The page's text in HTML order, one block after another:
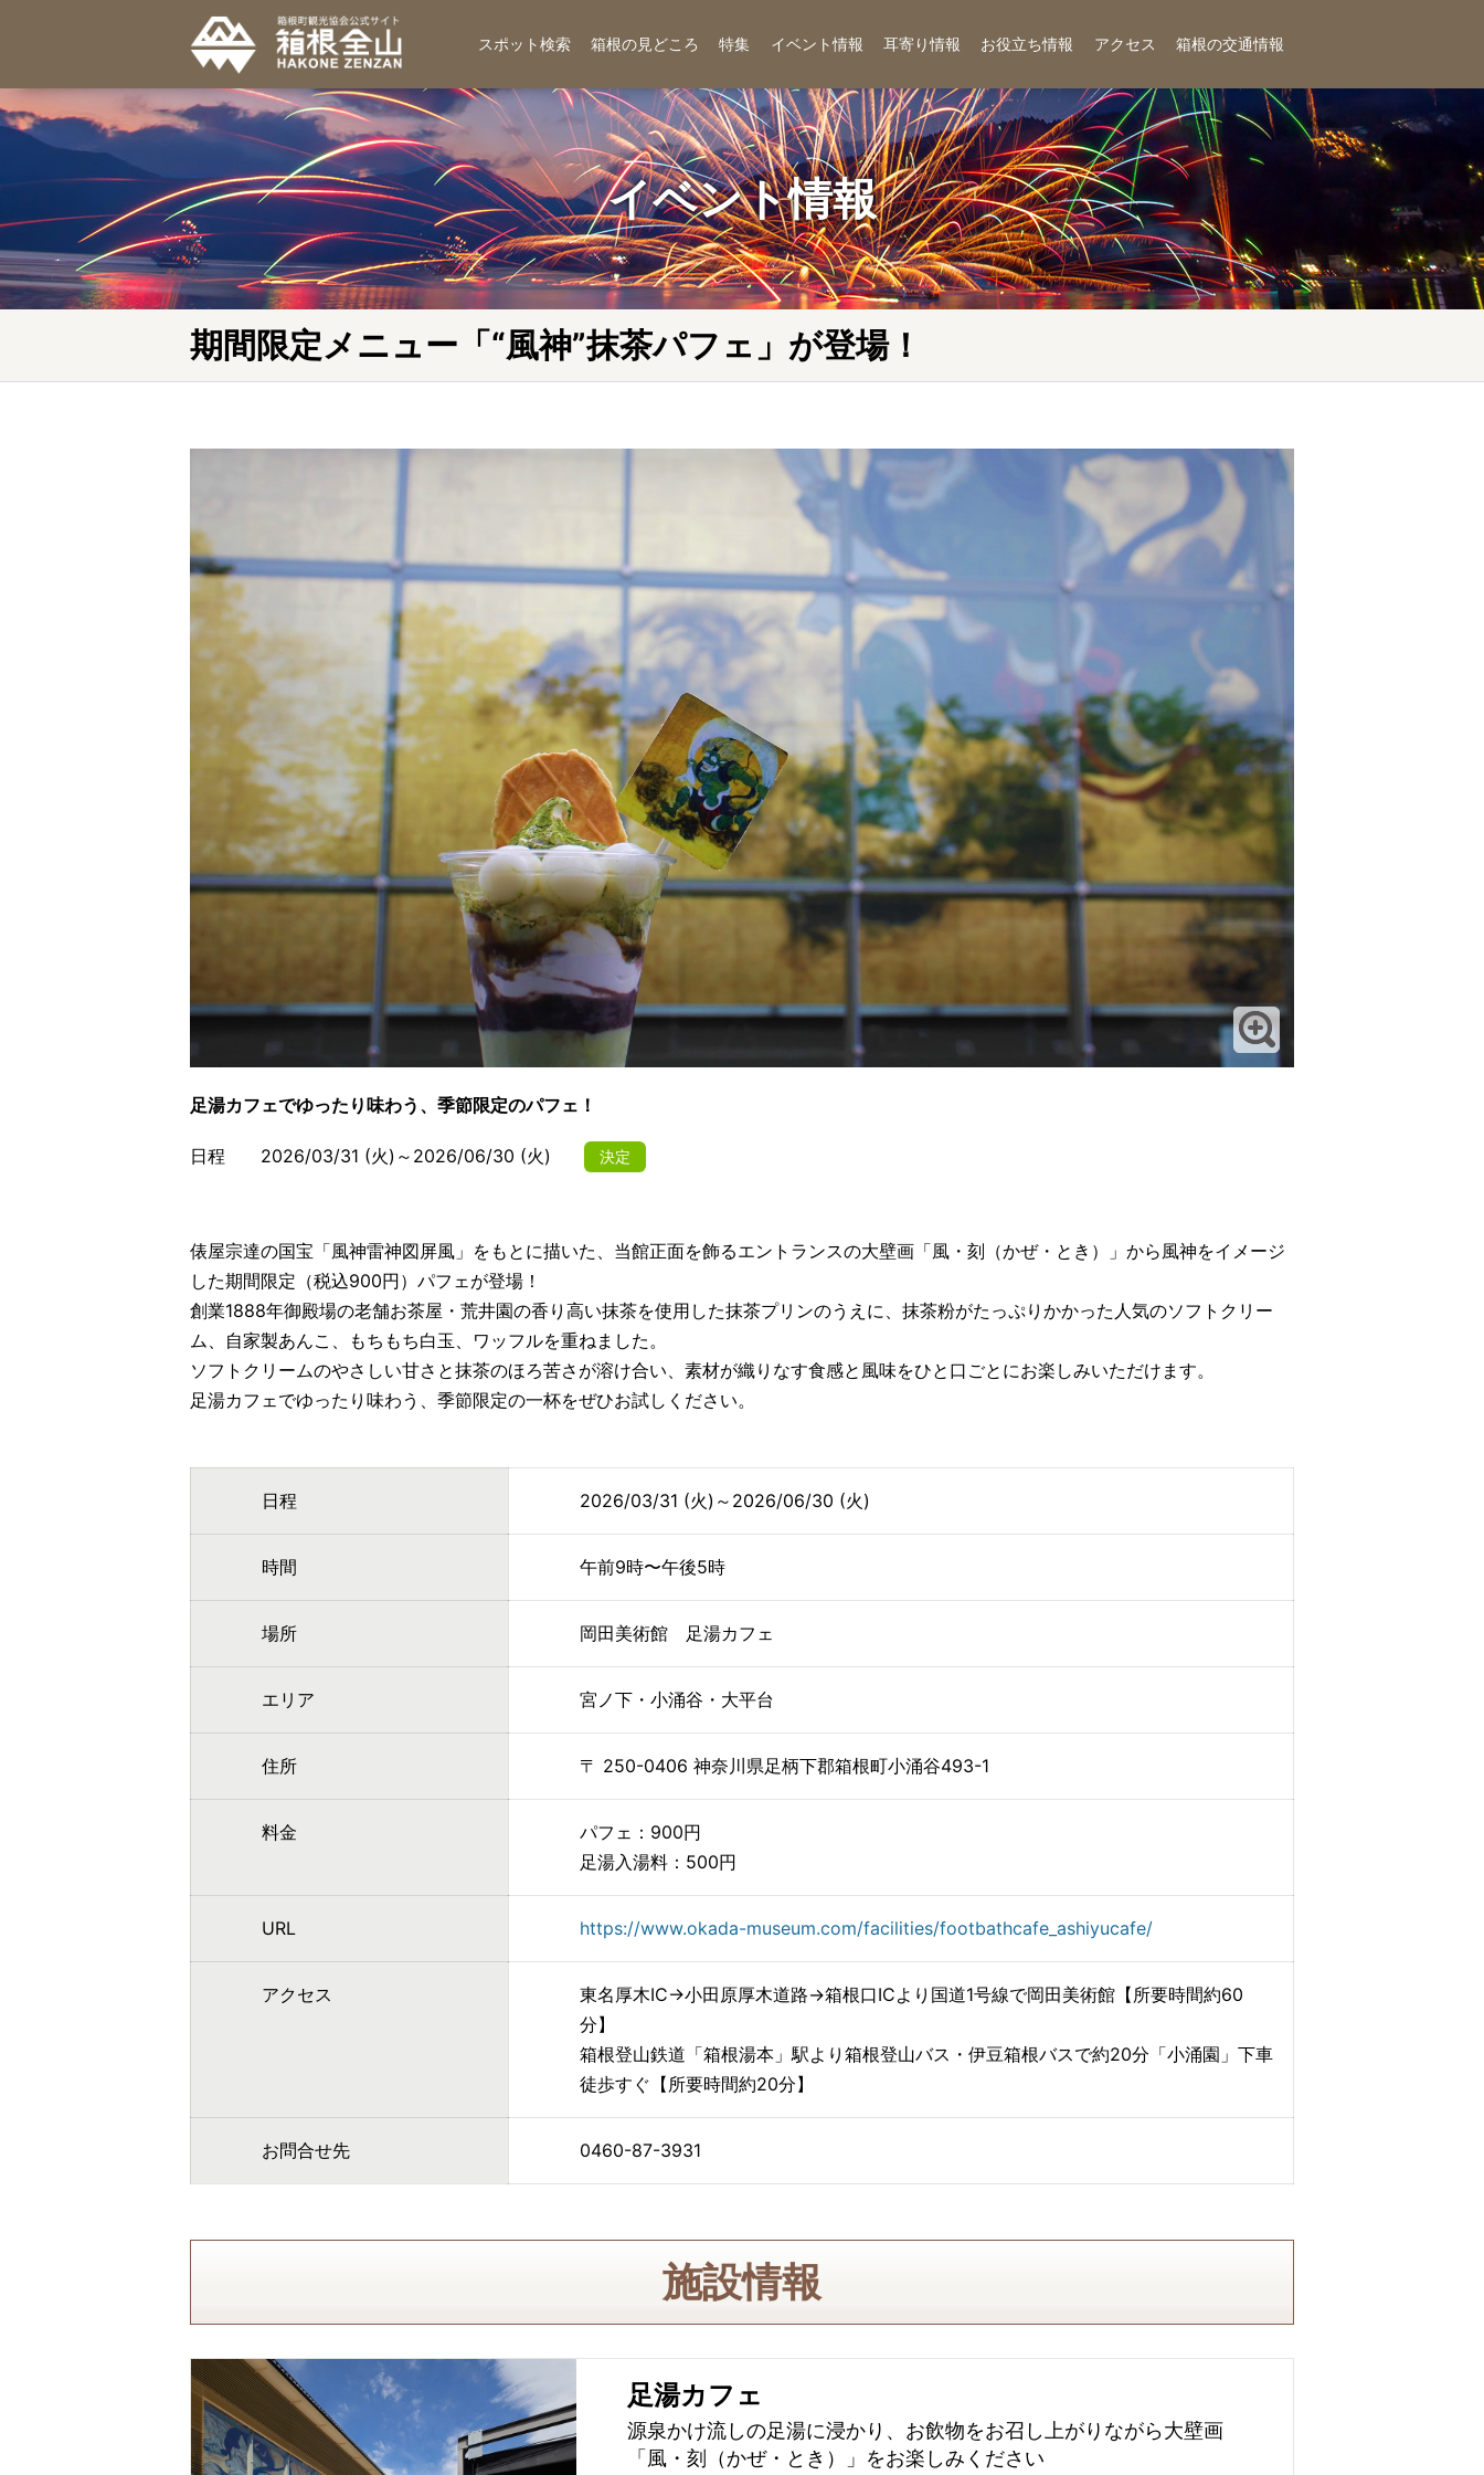
スポット検索 箱根の見どころ 特集 イベント情報 耳寄り情報 お役立ち情報 アクセス 箱根の交通情報
イベント情報
期間限定メニュー「“風神”抹茶パフェ」が登場！
足湯カフェでゆったり味わう、季節限定のパフェ！
日程 2026/03/31 (火)～2026/06/30 (火) 決定
俵屋宗達の国宝「風神雷神図屏風」をもとに描いた、当館正面を飾るエントランスの大壁画「風・刻（かぜ・とき）」から風神をイメージ
した期間限定（税込900円）パフェが登場！
創業1888年御殿場の老舗お茶屋・荒井園の香り高い抹茶を使用した抹茶プリンのうえに、抹茶粉がたっぷりかかった人気のソフトクリー
ム、自家製あんこ、もちもち白玉、ワッフルを重ねました。
ソフトクリームのやさしい甘さと抹茶のほろ苦さが溶け合い、素材が織りなす食感と風味をひと口ごとにお楽しみいただけます。
足湯カフェでゆったり味わう、季節限定の一杯をぜひお試しください。
日程 2026/03/31 (火)～2026/06/30 (火)
時間 午前9時〜午後5時
場所 岡田美術館 足湯カフェ
エリア 宮ノ下・小涌谷・大平台
住所 〒 250-0406 神奈川県足柄下郡箱根町小涌谷493-1
料金
パフェ：900円
足湯入湯料：500円
URL https://www.okada-museum.com/facilities/footbathcafe_ashiyucafe/
アクセス
東名厚木IC→小田原厚木道路→箱根口ICより国道1号線で岡田美術館【所要時間約60
分】
箱根登山鉄道「箱根湯本」駅より箱根登山バス・伊豆箱根バスで約20分「小涌園」下車
徒歩すぐ【所要時間約20分】
お問合せ先 0460-87-3931
施設情報
足湯カフェ
源泉かけ流しの足湯に浸かり、お飲物をお召し上がりながら大壁画
「風・刻（かぜ・とき）」をお楽しみください